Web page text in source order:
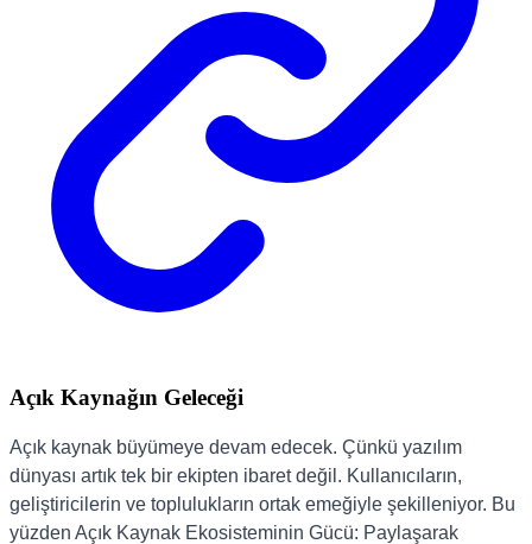
Açık Kaynağın Geleceği
Açık kaynak büyümeye devam edecek. Çünkü yazılım
dünyası artık tek bir ekipten ibaret değil. Kullanıcıların,
geliştiricilerin ve toplulukların ortak emeğiyle şekilleniyor. Bu
yüzden Açık Kaynak Ekosisteminin Gücü: Paylaşarak